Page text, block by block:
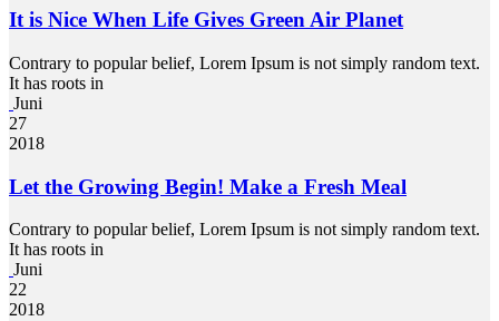
It is Nice When Life Gives Green Air Planet
Contrary to popular belief, Lorem Ipsum is not simply random text.
It has roots in
Juni
27
2018
Let the Growing Begin! Make a Fresh Meal
Contrary to popular belief, Lorem Ipsum is not simply random text.
It has roots in
Juni
22
2018